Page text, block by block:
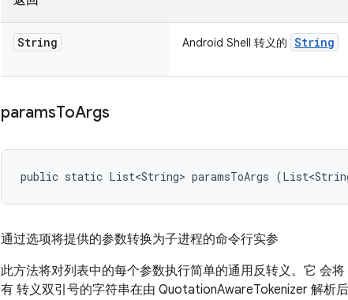
String Android Shell 转义的 String
paramsToArgs
public static List<String> paramsToArgs
通过选项将提供的参数转换为子进程的命令行实参
此方法将对列表中的每个参数执行简单的通用反转义。它 会
有 转义双引号的字符串在由 QuotationAwareTokenizer 解析